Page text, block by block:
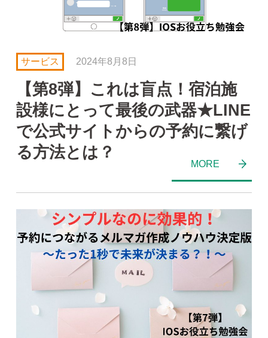
サービス 2024年8月8日
【第8弾】これは盲点！宿泊施
設様にとって最後の武器★LINE
で公式サイトからの予約に繋げ
る方法とは？